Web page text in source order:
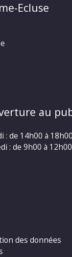
Ecluse
au
: de 14h00 à 18h00
: de 9h00 à 12h00
des données